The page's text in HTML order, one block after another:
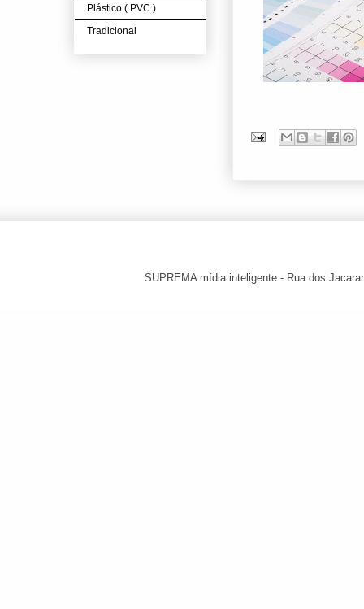
Plástico ( PVC )
Tradicional
SUPREMA mídia inteligente - Rua dos